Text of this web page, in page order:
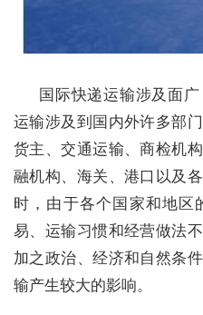
国际快递运输涉及面
运输涉及到国内外许多部
货主、交通运输、商检机
融机构、海关、港口以及
时，由于各个国家和地区
易、运输习惯和经营做法
加之政治、经济和自然条
输产生较大的影响。